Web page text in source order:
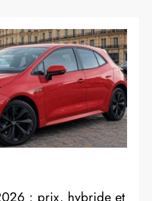
: prix, hybride et